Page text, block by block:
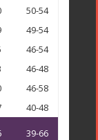
50-54
49-54
46-54
46-48
46-58
40-48
39-66